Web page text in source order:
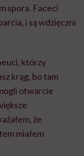
spora. Faceci
i są wdzięczni
którzy
krąg, bo tam
otwarcie
że
miałem